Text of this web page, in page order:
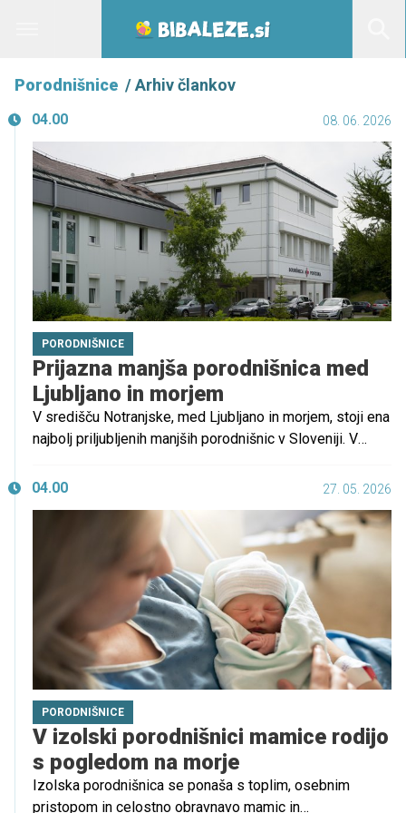
Porodnišnice / Arhiv člankov
04.00 08. 06. 2026
PORODNIŠNICE
Prijazna manjša porodnišnica med
Ljubljano in morjem
V središču Notranjske, med Ljubljano in morjem, stoji ena
najbolj priljubljenih manjših porodnišnic v Sloveniji. V
kjer mamice rojevajo že desetletja, si prizadevajo za
04.00 27. 05. 2026
PORODNIŠNICE
V izolski porodnišnici mamice rodijo
s pogledom na morje
Izolska porodnišnica se ponaša s toplim, osebnim
pristopom in celostno obravnavo mamic in